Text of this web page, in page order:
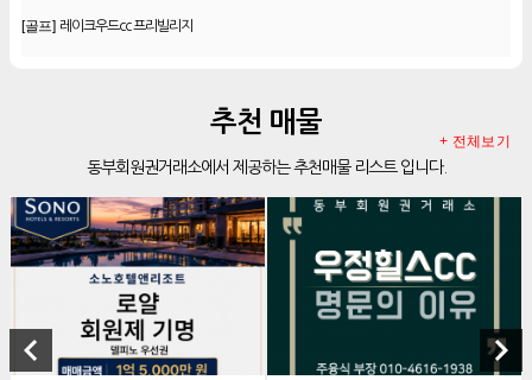
[골프] 신원CC 골프회원권
아름다운cc 회원권
[리조트]안토리조트 130평 개인 무기명
[리조트]한화 안토 77평 등기 기명
한화 안토 67평 하프 등기 기명
[리조트] 한화리조트 스위트 회원제 무기명
[리조트]소노 이그젝큐티브 회원제 무기명
추천 매물
동부회원권거래소에서 제공하는 추천매물 리스트 입니다.
+ 전체보기
keyboard_arrow_left keyboard_arrow_right